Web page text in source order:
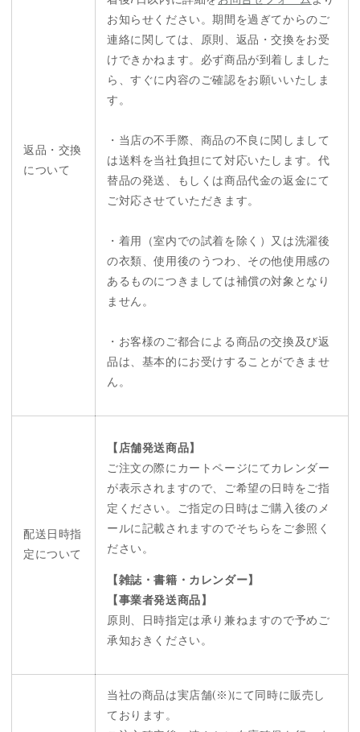
返品・交換
について
お知らせください。期間を過ぎてからのご
連絡に関しては、原則、返品・交換をお受
けできかねます。必ず商品が到着しました
ら、すぐに内容のご確認をお願いいたしま
す。
・当店の不手際、商品の不良に関しまして
は送料を当社負担にて対応いたします。代
替品の発送、もしくは商品代金の返金にて
ご対応させていただきます。
・着用（室内での試着を除く）又は洗濯後
の衣類、使用後のうつわ、その他使用感の
あるものにつきましては補償の対象となり
ません。
・お客様のご都合による商品の交換及び返
品は、基本的にお受けすることができませ
ん。
配送日時指
定について
【店舗発送商品】
ご注文の際にカートページにてカレンダー
が表示されますので、ご希望の日時をご指
定ください。ご指定の日時はご購入後のメ
ールに記載されますのでそちらをご参照く
ださい。
【雑誌・書籍・カレンダー】
【事業者発送商品】
原則、日時指定は承り兼ねますので予めご
承知おきください。
当社の商品は実店舗(※)にて同時に販売し
ております。